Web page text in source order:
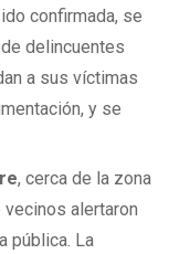
confirmada, se
delincuentes
a sus víctimas
y se
, cerca de la zona
vecinos alertaron
pública. La